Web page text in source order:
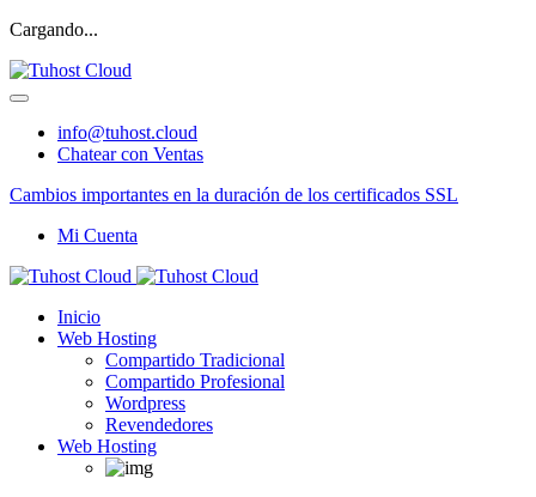
Cargando...
info@tuhost.cloud
Chatear con Ventas
Cambios importantes en la duración de los certificados SSL
Mi Cuenta
Inicio
Web Hosting
Compartido Tradicional
Compartido Profesional
Wordpress
Revendedores
Web Hosting